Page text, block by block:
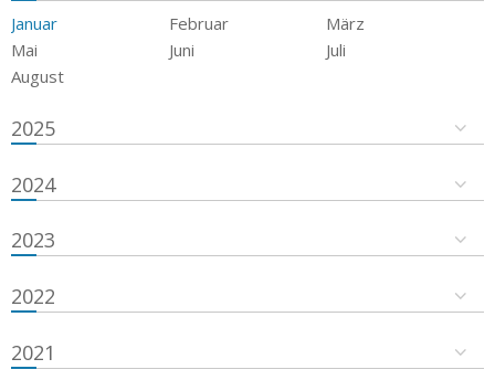
Januar Februar
März
Mai
Juni
Juli
August
2025
2024
2023
2022
2021